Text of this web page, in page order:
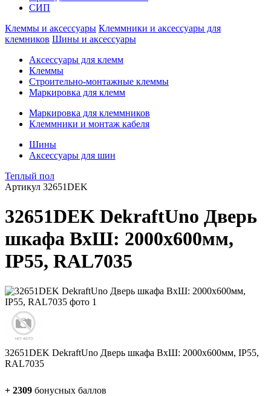
СИП
Клеммы и аксессуары Клеммники и аксессуары для
клемников Шины и аксессуары
Аксессуары для клемм
Клеммы
Строительно-монтажные клеммы
Маркировка для клемм
Маркировка для клеммников
Клеммники и монтаж кабеля
Шины
Аксессуары для шин
Теплый пол
Артикул 32651DEK
32651DEK DekraftUno Дверь
шкафа ВхШ: 2000х600мм,
IP55, RAL7035
32651DEK DekraftUno Дверь шкафа ВхШ: 2000х600мм, IP55,
RAL7035
+ 2309 бонусных баллов